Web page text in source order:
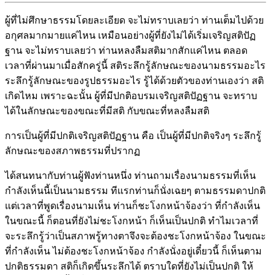
ผู้ที่ไม่ศึกษาธรรมโดยละเอียด จะไม่ทราบเลยว่า ท่านเต็มไปด้วย
อกุศลมากมายแค่ไหน เหมือนอย่างผู้ที่ยังไม่ได้เริ่มเจริญสติปัฏ
ฐาน จะไม่ทราบเลยว่า ท่านหลงลืมสติมากสักแค่ไหน ตลอด
เวลาที่ผ่านมาเมื่อสักครู่นี้ สติระลึกรู้ลักษณะของนามธรรมอะไร
ระลึกรู้ลักษณะของรูปธรรมอะไร รู้ได้ด้วยตัวของท่านเองว่า สติ
เกิดไหม เพราะฉะนั้น ผู้ที่มีปกติอบรมเจริญสติปัฏฐาน จะทราบ
ได้ในลักษณะของขณะที่มีสติ กับขณะที่หลงลืมสติ
การเป็นผู้ที่มีปกติเจริญสติปัฏฐาน คือ เป็นผู้ที่มีปกติจริงๆ ระลึกรู้
ลักษณะของสภาพธรรมที่ปรากฏ
ได้สนทนากับท่านผู้ฟังท่านหนึ่ง ท่านถามเรื่องนามธรรมที่เห็น
กำลังเห็นนี้เป็นนามธรรม ทีแรกท่านก็นั่งเฉยๆ ตามธรรมดาปกติ
แต่เวลาที่พูดเรื่องนามเห็น ท่านก็ชะโงกหน้าจ้องว่า ที่กำลังเห็น
ในขณะนี้ ก็ตอนที่ยังไม่ชะโงกหน้า ก็เห็นเป็นปกติ ทำไมเวลาที่
จะระลึกรู้ว่าเป็นสภาพรู้ทางตาจึงจะต้องชะโงกหน้าจ้อง ในขณะ
ที่กำลังเห็น ไม่ต้องชะโงกหน้าจ้อง กำลังนั่งอยู่เดี๋ยวนี้ ก็เห็นตาม
ปกติธรรมดา สติก็เกิดขึ้นระลึกได้ ตราบใดที่ยังไม่เป็นปกติ ให้